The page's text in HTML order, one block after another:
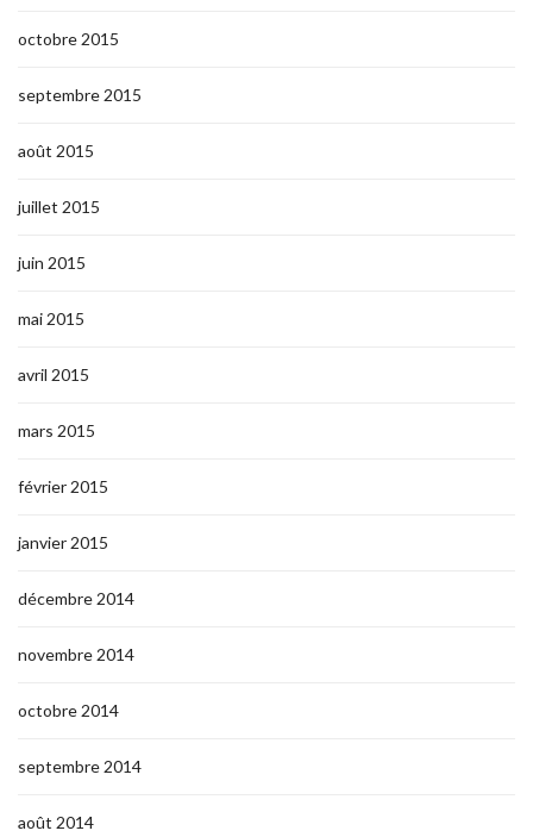
octobre 2015
septembre 2015
août 2015
juillet 2015
juin 2015
mai 2015
avril 2015
mars 2015
février 2015
janvier 2015
décembre 2014
novembre 2014
octobre 2014
septembre 2014
août 2014